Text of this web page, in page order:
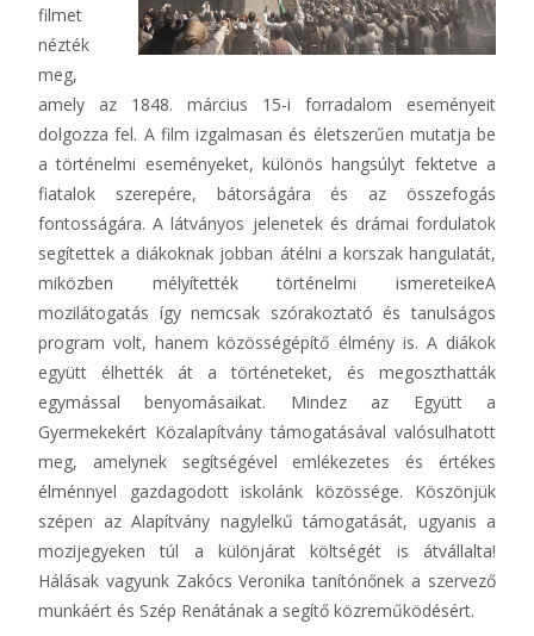
filmet
nézték
meg,
amely az 1848. március 15-i forradalom eseményeit
dolgozza fel. A film izgalmasan és életszerűen mutatja be
a történelmi eseményeket, különös hangsúlyt fektetve a
fiatalok szerepére, bátorságára és az összefogás
fontosságára. A látványos jelenetek és drámai fordulatok
segítettek a diákoknak jobban átélni a korszak hangulatát,
miközben mélyítették történelmi ismereteikeA
mozilátogatás így nemcsak szórakoztató és tanulságos
program volt, hanem közösségépítő élmény is. A diákok
együtt élhették át a történeteket, és megoszthatták
egymással benyomásaikat. Mindez az Együtt a
Gyermekekért Közalapítvány támogatásával valósulhatott
meg, amelynek segítségével emlékezetes és értékes
élménnyel gazdagodott iskolánk közössége. Köszönjük
szépen az Alapítvány nagylelkű támogatását, ugyanis a
mozijegyeken túl a különjárat költségét is átvállalta!
Hálásak vagyunk Zakócs Veronika tanítónőnek a szervező
munkáért és Szép Renátának a segítő közreműködésért.